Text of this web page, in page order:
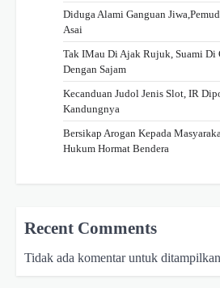
Diduga Alami Ganguan
Asai
Tak IMau Di Ajak Rujuk, Suami Di
Dengan Sajam
Kecanduan Judol Jenis Slot, IR
Kandungnya
Bersikap Arogan Kepada
Hukum Hormat Bendera
Recent Comments
Tidak ada komentar untuk